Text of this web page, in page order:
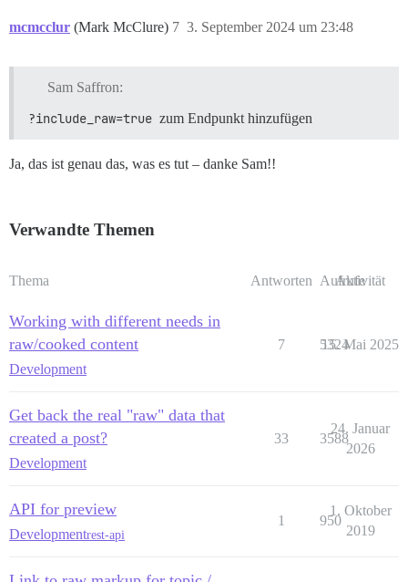
mcmcclur (Mark McClure) 3. September 2024 um 23:48
7
Sam Saffron:
?include_raw=true zum Endpunkt hinzufügen
Ja, das ist genau das, was es tut – danke Sam!!
Verwandte Themen
Thema Antworten Aufrufe
Aktivität
Working with different needs in
raw/cooked content
Development
7 5324
15. Mai 2025
Get back the real "raw" data that
created a post?
Development
33 3588
24. Januar
2026
API for preview
Developmentrest-api
1 950
1. Oktober
2019